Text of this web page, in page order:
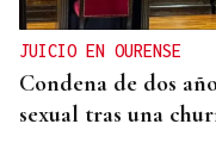
JUICIO EN OURENSE
Condena de dos
sexual tras una